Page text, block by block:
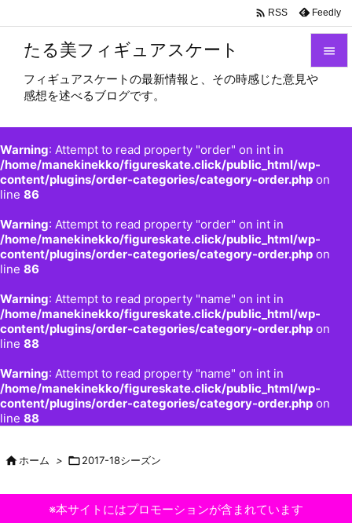
たる美フィギュアスケート
フィギュアスケートの最新情報と、その時感じた意見や
感想を述べるブログです。
Warning: Attempt to read property "order" on int in
/home/manekinekko/figureskate.click/public_html/wp-
content/plugins/order-categories/category-order.php on
line 86
Warning: Attempt to read property "order" on int in
/home/manekinekko/figureskate.click/public_html/wp-
content/plugins/order-categories/category-order.php on
line 86
Warning: Attempt to read property "name" on int in
/home/manekinekko/figureskate.click/public_html/wp-
content/plugins/order-categories/category-order.php on
line 88
Warning: Attempt to read property "name" on int in
/home/manekinekko/figureskate.click/public_html/wp-
content/plugins/order-categories/category-order.php on
line 88


前へ

 RSS Feedly
ホーム > 2017-18シーズン
※本サイトにはプロモーションが含まれています